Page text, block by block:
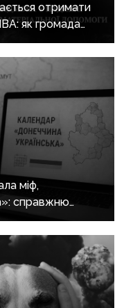
отримати
як громада
міф,
справжню
календарі